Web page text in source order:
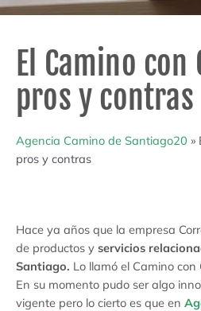
El Camino con
pros y contras
Agencia Camino de Santiago20 »
pros y contras
Hace ya años que la empresa
de productos y servicios
Santiago. Lo llamó el Camino con
En su momento pudo ser algo
vigente pero lo cierto es que en